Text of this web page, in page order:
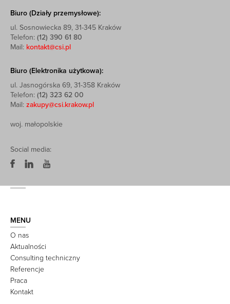
Biuro (Działy przemysłowe):
ul. Sosnowiecka 89, 31-345 Kraków
Telefon: (12) 390 61 80
Mail: kontakt@csi.pl
Biuro (Elektronika użytkowa):
ul. Jasnogórska 69, 31-358 Kraków
Telefon: (12) 323 62 00
Mail: zakupy@csi.krakow.pl
woj. małopolskie
Social media:
MENU
O nas
Aktualności
Consulting techniczny
Referencje
Praca
Kontakt